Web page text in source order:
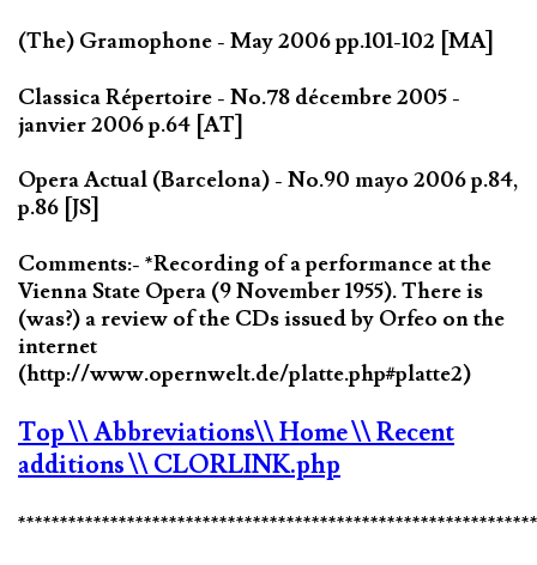
(The) Gramophone - May 2006 pp.101-102 [MA]
Classica Répertoire - No.78 décembre 2005 -
janvier 2006 p.64 [AT]
Opera Actual (Barcelona) - No.90 mayo 2006 p.84,
p.86 [JS]
Comments:- *Recording of a performance at the
Vienna State Opera (9 November 1955). There is
(was?) a review of the CDs issued by Orfeo on the
internet
(http://www.opernwelt.de/platte.php#platte2)
Top\\ Abbreviations\\ Home\\ Recent
additions\\ CLORLINK.php